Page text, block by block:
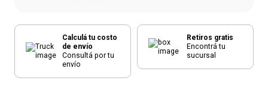
Calculá tu costo
de envío
Consultá por tu
envío
Retiros gratis
Encontrá tu
sucursal